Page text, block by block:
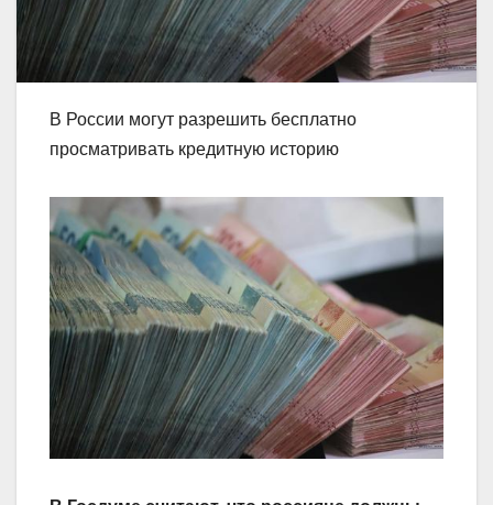
В России могут разрешить бесплатно
просматривать кредитную историю